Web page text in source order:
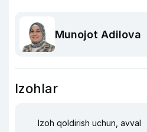
Munojot Adilova
Izohlar
Izoh qoldirish uchun, avval